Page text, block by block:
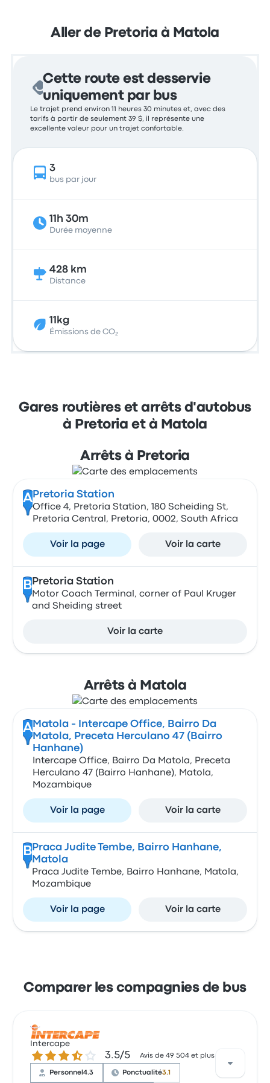
Aller de Pretoria à Matola
Cette route est desservie
uniquement par bus
Le trajet prend environ 11 heures 30 minutes et, avec des
tarifs à partir de seulement 39 $, il représente une
excellente valeur pour un trajet confortable.
3
bus par jour
11h 30m
Durée moyenne
428 km
Distance
11kg
Émissions de CO₂
Gares routières et arrêts d'autobus
à Pretoria et à Matola
Arrêts à Pretoria
A Pretoria Station
Office 4, Pretoria Station, 180 Scheiding St,
Pretoria Central, Pretoria, 0002, South Africa
Voir la page Voir la carte
B Pretoria Station
Motor Coach Terminal, corner of Paul Kruger
and Sheiding street
Voir la carte
Arrêts à Matola
A Matola - Intercape Office, Bairro Da
Matola, Preceta Herculano 47 (Bairro
Hanhane)
Intercape Office, Bairro Da Matola, Preceta
Herculano 47 (Bairro Hanhane), Matola,
Mozambique
Voir la page Voir la carte
B Praca Judite Tembe, Bairro Hanhane,
Matola
Praca Judite Tembe, Bairro Hanhane, Matola,
Mozambique
Voir la page Voir la carte
Comparer les compagnies de bus
Intercape
3.5 sur 5 étoiles 3.5/5 Avis de 49 504 et plus
Personnel4.3 Ponctualité3.1